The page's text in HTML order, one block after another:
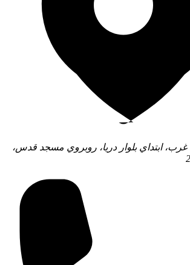
ابتداي بلوار دريا، روبروي مسجد قدس،